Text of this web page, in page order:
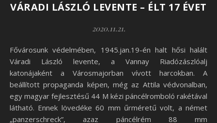
VÁRADI LÁSZLÓ LEVENTE – ÉLT 17 ÉVET
2020.11.21.
Fővárosunk védelmében, 1945.jan.19-én halt hősi halált
Váradi László levente, a Vannay Riadózászlóalj
katonájaként a Városmajorban vívott harcokban. A
beállított propaganda képen, még az Attila védvonalban,
egy magyar fejlesztésű 44 M kézi páncélromboló rakétával
látható. Ennek lövedéke 60 mm űrméretű volt, a német
„panzerschreck”, azaz páncélrém 88 mm